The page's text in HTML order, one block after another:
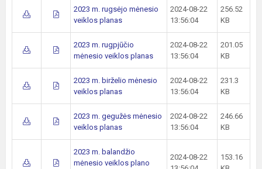
2023 m. rugsėjo mėnesio
veiklos planas
2024-08-22
13:56:04
256.52
KB
2023 m. rugpjūčio
mėnesio veiklos planas
2024-08-22
13:56:04
201.05
KB
2023 m. birželio mėnesio
veiklos planas
2024-08-22
13:56:04
231.3
KB
2023 m. gegužės mėnesio
veiklos planas
2024-08-22
13:56:04
246.66
KB
2023 m. balandžio
mėnesio veiklos plano
2024-08-22
153.16